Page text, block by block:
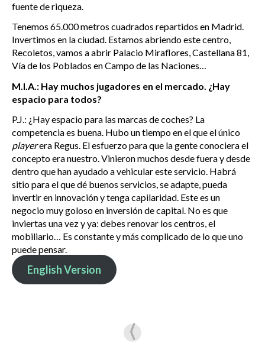
fuente de riqueza.
Tenemos 65.000 metros cuadrados repartidos en Madrid.
Invertimos en la ciudad. Estamos abriendo este centro,
Recoletos, vamos a abrir Palacio Miraflores, Castellana 81,
Vía de los Poblados en Campo de las Naciones…
M.I.A.: Hay muchos jugadores en el mercado. ¿Hay
espacio para todos?
P.J.: ¿Hay espacio para las marcas de coches? La
competencia es buena. Hubo un tiempo en el que el único
playerera Regus. El esfuerzo para que la gente conociera el
concepto era nuestro. Vinieron muchos desde fuera y desde
dentro que han ayudado a vehicular este servicio. Habrá
sitio para el que dé buenos servicios, se adapte, pueda
invertir en innovación y tenga capilaridad. Este es un
negocio muy goloso en inversión de capital. No es que
inviertas una vez y ya: debes renovar los centros, el
mobiliario… Es constante y más complicado de lo que uno
puede pensar.
English Version